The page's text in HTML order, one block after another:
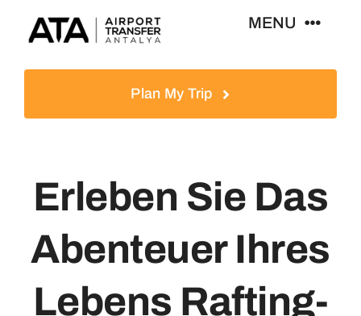
Inhalt
MENU
Reiseziele
Blog
Kontakt
Plan My Trip
Erleben Sie Das
Abenteuer Ihres
Lebens Rafting-